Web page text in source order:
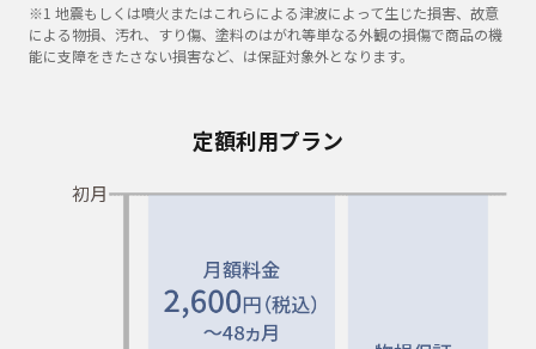
※1 地震もしくは噴火またはこれらによる津波によって生じた損害、故意
による物損、汚れ、すり傷、塗料のはがれ等単なる外観の損傷で商品の機
能に支障をきたさない損害など、は保証対象外となります。
定額利用プラン